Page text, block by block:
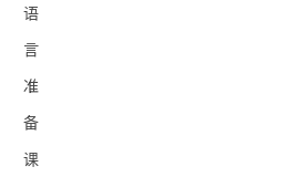
语
言
准
备
课